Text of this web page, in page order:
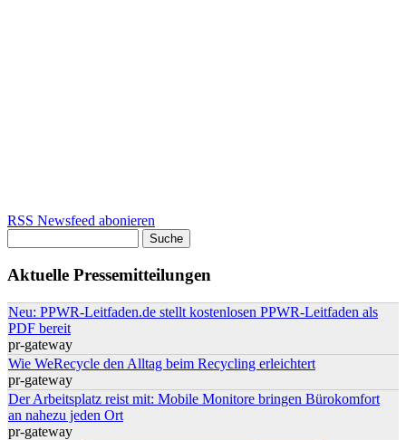
RSS Newsfeed abonieren
Aktuelle Pressemitteilungen
Neu: PPWR-Leitfaden.de stellt kostenlosen PPWR-Leitfaden als
PDF bereit
pr-gateway
Wie WeRecycle den Alltag beim Recycling erleichtert
pr-gateway
Der Arbeitsplatz reist mit: Mobile Monitore bringen Bürokomfort
an nahezu jeden Ort
pr-gateway